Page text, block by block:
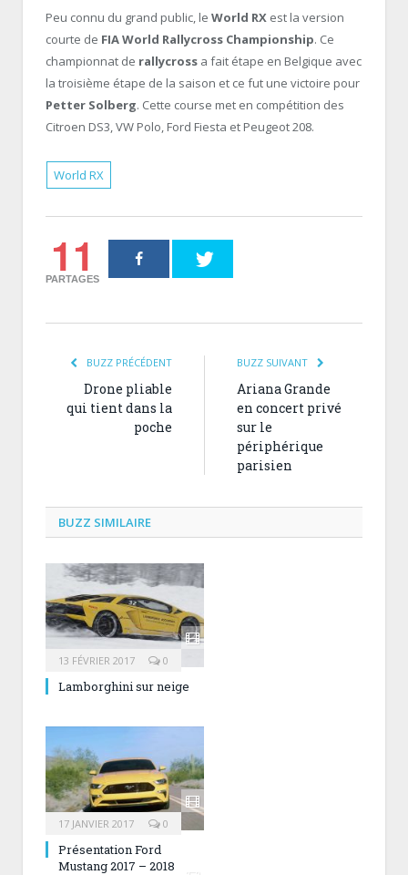
Peu connu du grand public, le World RX est la version
courte de FIA World Rallycross Championship. Ce
championnat de rallycross a fait étape en Belgique avec
la troisième étape de la saison et ce fut une victoire pour
Petter Solberg. Cette course met en compétition des
Citroen DS3, VW Polo, Ford Fiesta et Peugeot 208.
World RX
11
PARTAGES
BUZZ PRÉCÉDENT
Drone pliable
qui tient dans la
poche
BUZZ SUIVANT
Ariana Grande
en concert privé
sur le
périphérique
parisien
BUZZ SIMILAIRE
13 FÉVRIER 2017 0
Lamborghini sur neige
17 JANVIER 2017 0
Présentation Ford
Mustang 2017 – 2018